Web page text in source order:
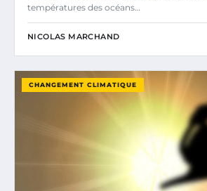
températures des océans…
NICOLAS MARCHAND
CHANGEMENT CLIMATIQUE